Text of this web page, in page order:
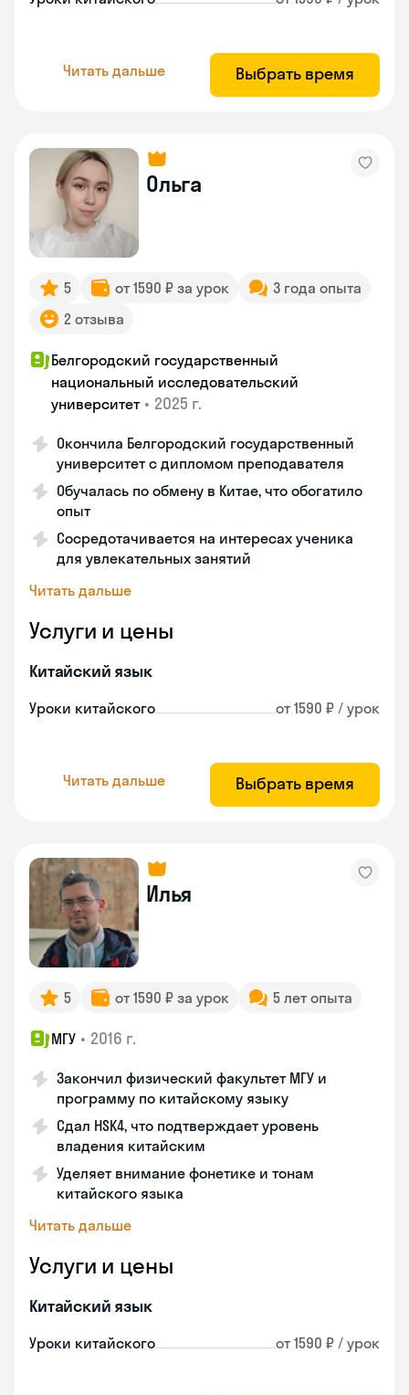
Читать дальше Выбрать время
Ольга
5 от 1590 ₽ за урок
3 года опыта
2 отзыва
Белгородский государственный
национальный исследовательский
университет • 2025 г.
Окончила Белгородский государственный
университет с дипломом преподавателя
Обучалась по обмену в Китае, что обогатило
опыт
Сосредотачивается на интересах ученика
для увлекательных занятий
Читать дальше
Услуги и цены
Китайский язык
Уроки китайского от 1590 ₽ / урок
Читать дальше Выбрать время
Илья
5 от 1590 ₽ за урок 5 лет опыта
МГУ • 2016 г.
Закончил физический факультет МГУ и
программу по китайскому языку
Сдал HSK4, что подтверждает уровень
владения китайским
Уделяет внимание фонетике и тонам
китайского языка
Читать дальше
Услуги и цены
Китайский язык
Уроки китайского от 1590 ₽ / урок